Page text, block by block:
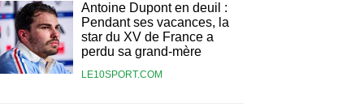
Antoine Dupont en deuil :
Pendant ses vacances, la
star du XV de France a
perdu sa grand-mère
LE10SPORT.COM